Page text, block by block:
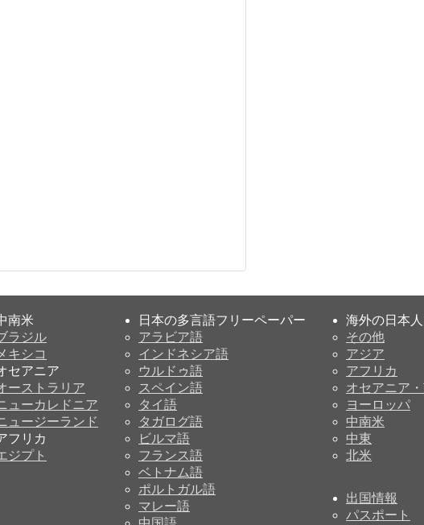
南米
ラジル
キシコ
セアニア
ーストラリア
ューカレドニア
ュージーランド
フリカ
ジプト
日本の多言語フリーペーパー
アラビア語
インドネシア語
ウルドゥ語
スペイン語
タイ語
タガログ語
ビルマ語
フランス語
ベトナム語
ポルトガル語
マレー語
海外の日本
その他
アジア
アフリカ
オセアニア
ヨーロッパ
中南米
中東
北米
出国情報
パスポート